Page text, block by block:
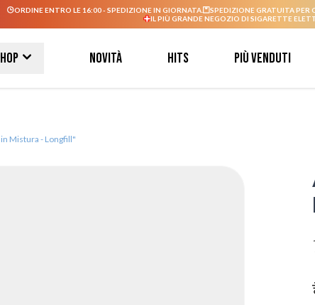
ORDINE ENTRO LE 16:00 - SPEDIZIONE IN GIORNATA. SPEDIZIONE GRATUITA PER
IL PIÙ GRANDE NEGOZIO DI SIGARETTE
Novità Hits Più venduti
in Mistura - Longfill"